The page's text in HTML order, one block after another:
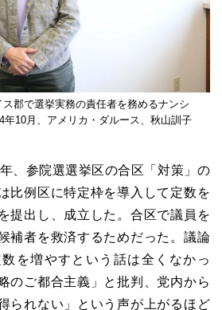
郡で選挙実務の責任者を務めるナンシ
年10月、アメリカ・ダルース、秋山訓子
、参院選選挙区の合区「対策」の
比例区に特定枠を導入して定数を
提出し、成立した。合区で議員を
補者を救済するためだった。議論
を増やすという話は全くなかっ
のご都合主義」と批判、党内から
られない」という声が上がるほど